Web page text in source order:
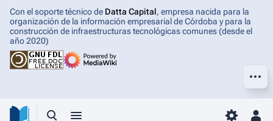
Con el soporte técnico de Datta Capital, empresa nacida para la
organización de la información empresarial de Córdoba y para la
construcción de infraestructuras tecnológicas comunes (desde el
año 2020)